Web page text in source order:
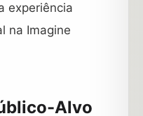
experiência
na Imagine
Alvo